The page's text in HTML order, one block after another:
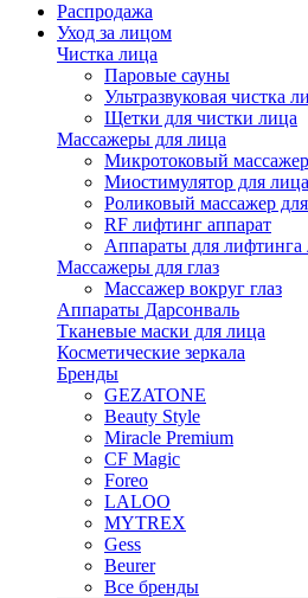
Распродажа
Уход за лицом
Чистка лица
Паровые сауны
Ультразвуковая чистка
Щетки для чистки лица
Массажеры для лица
Микротоковый массажер
Миостимулятор для лица
Роликовый массажер
RF лифтинг аппарат
Аппараты для лифтинга
Массажеры для глаз
Массажер вокруг глаз
Аппараты Дарсонваль
Тканевые маски для лица
Косметические зеркала
Бренды
GEZATONE
Beauty Style
Miracle Premium
CF Magic
Foreo
LALOO
MYTREX
Gess
Beurer
Все бренды